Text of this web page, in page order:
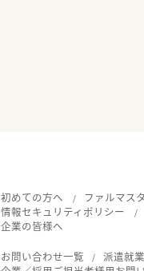
初めての方へ ファルマス
情報セキュリティポリシー
企業の皆様へ
お問い合わせ一覧 派遣就